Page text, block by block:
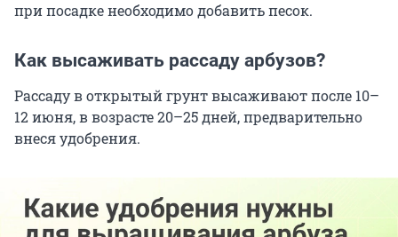
при посадке необходимо добавить песок.
Как высаживать рассаду арбузов?
Рассаду в открытый грунт высаживают после 10–
12 июня, в возрасте 20–25 дней, предварительно
внеся удобрения.